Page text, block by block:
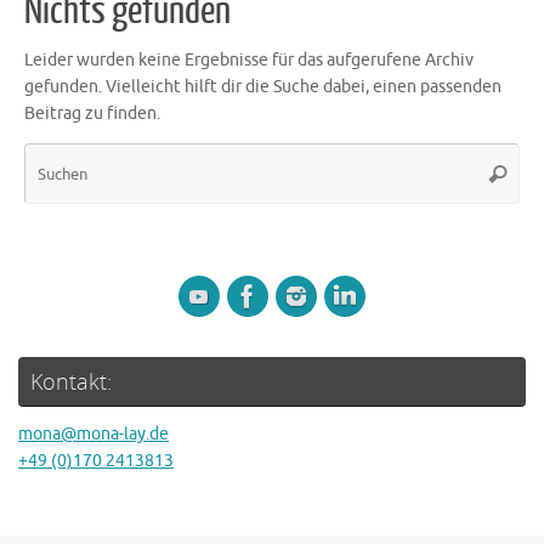
Nichts gefunden
Leider wurden keine Ergebnisse für das aufgerufene Archiv
gefunden. Vielleicht hilft dir die Suche dabei, einen passenden
Beitrag zu finden.
Kontakt:
mona@mona-lay.de
+49 (0)170 2413813